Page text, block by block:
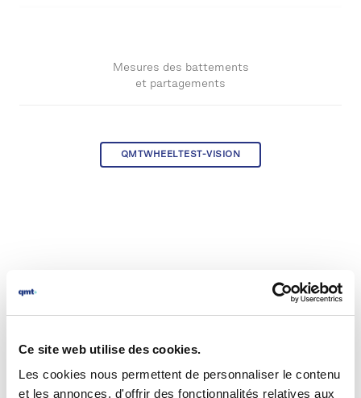
Ce site web utilise des cookies.
Les cookies nous permettent de personnaliser le contenu
et les annonces, d'offrir des fonctionnalités relatives aux
Mesures des battements
et partagements
QMTWHEELTEST-VISION